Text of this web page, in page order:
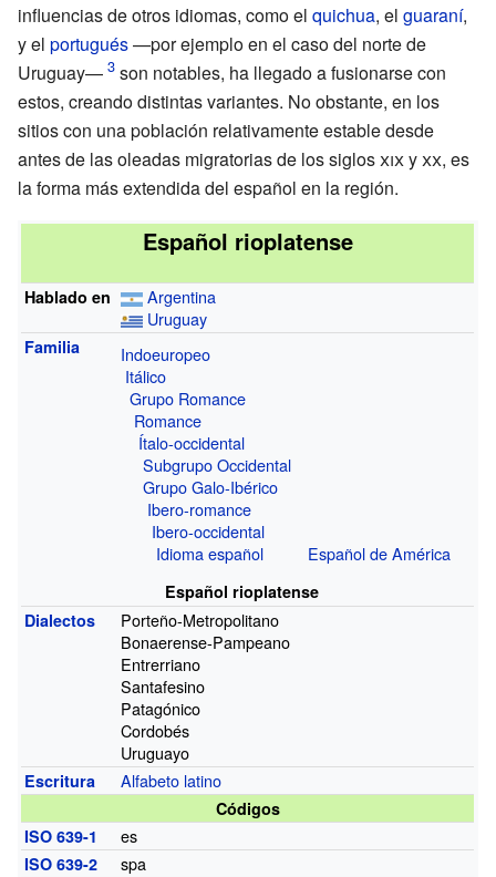
influencias de otros idiomas, como el quichua, el guaraní,
y el portugués—por ejemplo en el caso del norte de
Uruguay—
son notables, ha llegado a fusionarse con
estos, creando distintas variantes. No obstante, en los
sitios con una población relativamente estable desde
antes de las oleadas migratorias de los siglosxix yxx, es
la forma más extendida del español en la región.
Español rioplatense
Hablado en
Argentina
Uruguay
Familia
Indoeuropeo
Itálico
Grupo Romance
Romance
Ítalo-occidental
Subgrupo Occidental
Grupo Galo-Ibérico
Ibero-romance
Ibero-occidental
Idioma español
Español de América
Español rioplatense
Dialectos
Porteño-Metropolitano
Bonaerense-Pampeano
Entrerriano
Santafesino
Patagónico
Cordobés
Uruguayo
Escritura Alfabeto latino
Códigos
ISO 639-1
es
ISO 639-2 spa